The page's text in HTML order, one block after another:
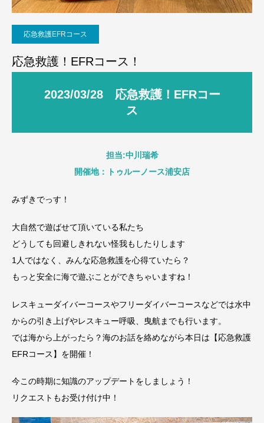
応急救護EFRコース
応急救護！EFRコース！
2023/03/28 応急救護！EFRコー
ス
担当:中川瑞希
開催地：トゥルーノース浦安店
みずきでっす！
大自然で遊ばせて頂いている私たち
どうしても回避しきれない怪我もしたりします
1人ではなく、みんな応急救護を心得ていたら？
もっと安全に海で遊ぶことができちゃいますね！
レスキューダイバーコースやフリーダイバーコースなどでは水中
からの引き上げやレスキュー呼吸、曳航までも行います。
では海から上がったら？海のお話を絡めながら本日は【応急救護
EFRコース】を開催！
今この時期に知識のアップデートをしましょう！
リクエストもお受け付け中！